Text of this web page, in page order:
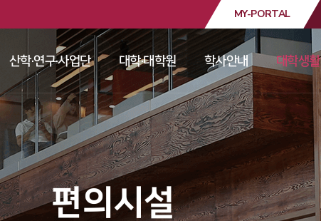
MY-PORTAL
산학·연구·사업단 대학·대학원 학사안내 대학생활
편의시설